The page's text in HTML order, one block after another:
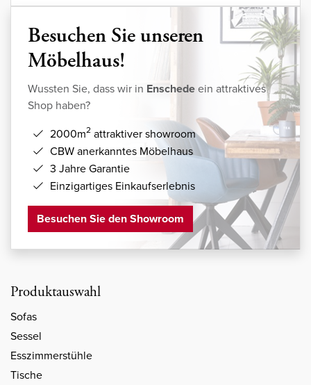
Produktauswahl
Sofas
Sessel
Esszimmerstühle
Tische
Besuchen Sie unseren
Möbelhaus!
Wussten Sie, dass wir in Enschedeein attraktives
Shop haben?
2000m2 attraktiver showroom
CBW anerkanntes Möbelhaus
3 Jahre Garantie
Einzigartiges Einkaufserlebnis
Besuchen Sie den Showroom